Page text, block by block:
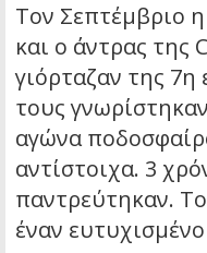
Τον Σεπτέμβριο
και ο άντρας της
γιόρταζαν της 7η
τους
αγώνα
αντίστοιχα. 3
παντρεύτηκαν.
έναν